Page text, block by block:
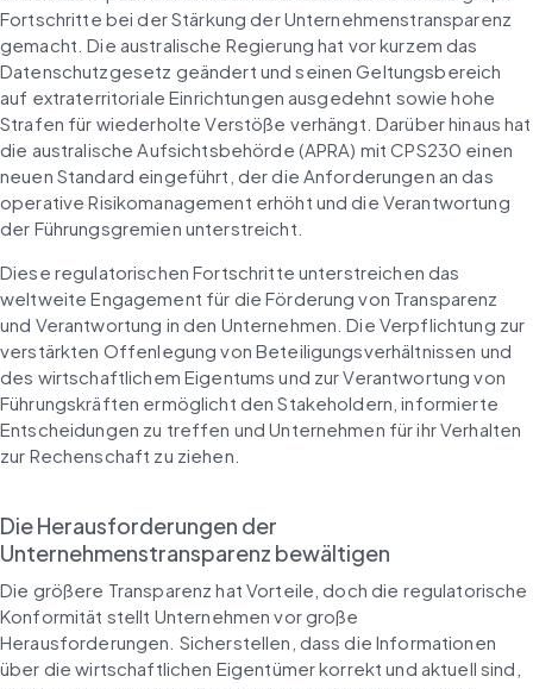
Fortschritte bei der Stärkung der Unternehmenstransparenz
gemacht. Die australische Regierung hat vor kurzem das
Datenschutzgesetz geändert und seinen Geltungsbereich
auf extraterritoriale Einrichtungen ausgedehnt sowie hohe
Strafen für wiederholte Verstöße verhängt. Darüber hinaus hat
die australische Aufsichtsbehörde (APRA) mit CPS230 einen
neuen Standard eingeführt, der die Anforderungen an das
operative Risikomanagement erhöht und die Verantwortung
der Führungsgremien unterstreicht.
Diese regulatorischen Fortschritte unterstreichen das
weltweite Engagement für die Förderung von Transparenz
und Verantwortung in den Unternehmen. Die Verpflichtung zur
verstärkten Offenlegung von Beteiligungsverhältnissen und
des wirtschaftlichem Eigentums und zur Verantwortung von
Führungskräften ermöglicht den Stakeholdern, informierte
Entscheidungen zu treffen und Unternehmen für ihr Verhalten
zur Rechenschaft zu ziehen.
Die Herausforderungen der
Unternehmenstransparenz bewältigen
Die größere Transparenz hat Vorteile, doch die regulatorische
Konformität stellt Unternehmen vor große
Herausforderungen. Sicherstellen, dass die Informationen
über die wirtschaftlichen Eigentümer korrekt und aktuell sind,